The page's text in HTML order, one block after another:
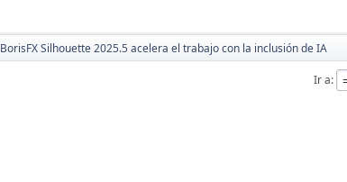
BorisFX Silhouette 2025.5 acelera el trabajo con la inclusión de IA
Ir a